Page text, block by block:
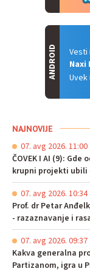
Vesti
Naxi
Uvek
ANDROID
NAJNOVIJE
07. avg 2026. 11:00
ČOVEK I AI (9):
krupni projekti ubili
07. avg 2026. 10:34
Prof. dr Petar
- razaznavanje i
07. avg 2026. 09:37
Kakva generalna
Partizanom, igra u